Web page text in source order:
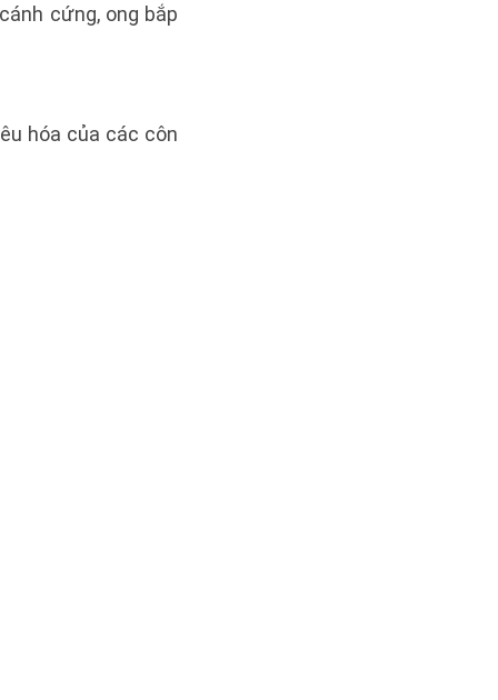
cứng, ong bắp
hóa của các côn